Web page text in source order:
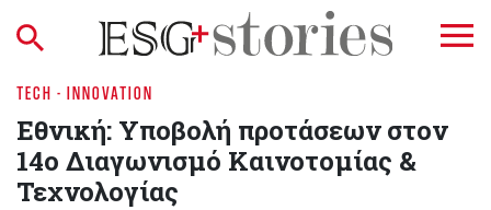
TECH - INNOVATION
Εθνική: Υποβολή προτάσεων στον
14ο Διαγωνισμό Καινοτομίας &
Τεχνολογίας